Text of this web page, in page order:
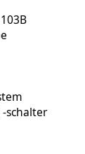
schalter